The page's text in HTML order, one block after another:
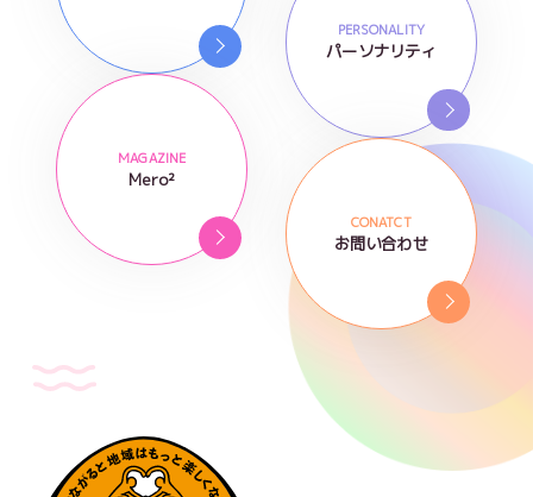
PERSONALITY
パーソナリティ
MAGAZINE
Mero²
CONATCT
お問い合わせ